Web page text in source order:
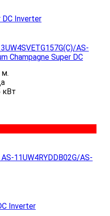
AS-
Champagne Super DC
м.
кВт